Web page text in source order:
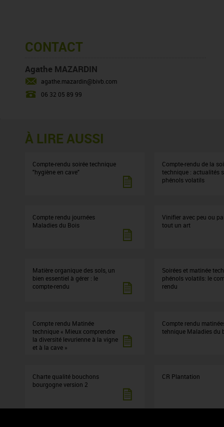
CONTACT
Agathe MAZARDIN
agathe.mazardin@bivb.com
06 32 05 89 99
À LIRE AUSSI
Compte-rendu soirée technique
"hygiène en cave"
Compte-rendu de la
technique : actualités
phénols volatils
Compte rendu journées
Maladies du Bois
Vinifier avec peu ou
tout un art
Matière organique des sols, un
bien essentiel à gérer : le
compte-rendu
Soirées et matinée
phénols volatils: le
rendu
Compte rendu Matinée
technique « Mieux comprendre
la diversité levurienne à la vigne
et à la cave »
Compte rendu
tehnique Maladies du
Charte qualité bouchons
bourgogne version 2
CR Plantation